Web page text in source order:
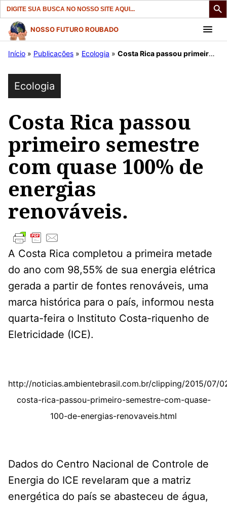
Search
for:
Pular
para
conteúdo
NOSSO FUTURO ROUBADO
Início » Publicações » Ecologia » Costa Rica passou primeiro semestre com quase 100% de energias renováveis.
Ecologia
Costa Rica passou
primeiro semestre
com quase 100% de
energias
renováveis.
A Costa Rica completou a primeira metade
do ano com 98,55% de sua energia elétrica
gerada a partir de fontes renováveis, uma
marca histórica para o país, informou nesta
quarta-feira o Instituto Costa-riquenho de
Eletricidade (ICE).
http://noticias.ambientebrasil.com.br/clipping/2015/07/
costa-rica-passou-primeiro-semestre-com-quase-
100-de-energias-renovaveis.html
Dados do Centro Nacional de Controle de
Energia do ICE revelaram que a matriz
energética do país se abasteceu de água,